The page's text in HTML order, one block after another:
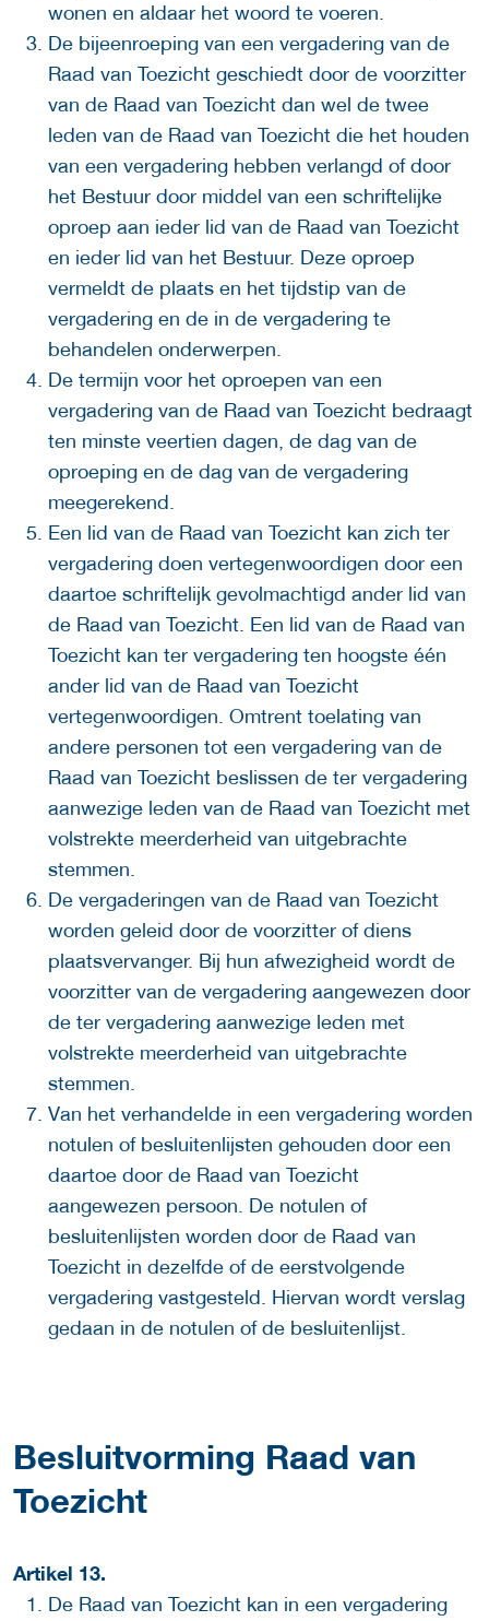
wonen en aldaar het woord te voeren.
De bijeenroeping van een vergadering van de
Raad van Toezicht geschiedt door de voorzitter
van de Raad van Toezicht dan wel de twee
leden van de Raad van Toezicht die het houden
van een vergadering hebben verlangd of door
het Bestuur door middel van een schriftelijke
oproep aan ieder lid van de Raad van Toezicht
en ieder lid van het Bestuur. Deze oproep
vermeldt de plaats en het tijdstip van de
vergadering en de in de vergadering te
behandelen onderwerpen.
De termijn voor het oproepen van een
vergadering van de Raad van Toezicht bedraagt
ten minste veertien dagen, de dag van de
oproeping en de dag van de vergadering
meegerekend.
Een lid van de Raad van Toezicht kan zich ter
vergadering doen vertegenwoordigen door een
daartoe schriftelijk gevolmachtigd ander lid van
de Raad van Toezicht. Een lid van de Raad van
Toezicht kan ter vergadering ten hoogste één
ander lid van de Raad van Toezicht
vertegenwoordigen. Omtrent toelating van
andere personen tot een vergadering van de
Raad van Toezicht beslissen de ter vergadering
aanwezige leden van de Raad van Toezicht met
volstrekte meerderheid van uitgebrachte
stemmen.
De vergaderingen van de Raad van Toezicht
worden geleid door de voorzitter of diens
plaatsvervanger. Bij hun afwezigheid wordt de
voorzitter van de vergadering aangewezen door
de ter vergadering aanwezige leden met
volstrekte meerderheid van uitgebrachte
stemmen.
Van het verhandelde in een vergadering worden
notulen of besluitenlijsten gehouden door een
daartoe door de Raad van Toezicht
aangewezen persoon. De notulen of
besluitenlijsten worden door de Raad van
Toezicht in dezelfde of de eerstvolgende
vergadering vastgesteld. Hiervan wordt verslag
gedaan in de notulen of de besluitenlijst.
Besluitvorming Raad van
Toezicht
Artikel 13.
De Raad van Toezicht kan in een vergadering